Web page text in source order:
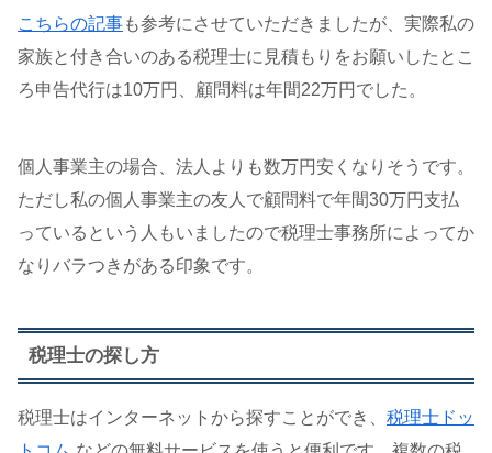
こちらの記事も参考にさせていただきましたが、実際私の
家族と付き合いのある税理士に見積もりをお願いしたとこ
ろ申告代行は10万円、顧問料は年間22万円でした。
個人事業主の場合、法人よりも数万円安くなりそうです。
ただし私の個人事業主の友人で顧問料で年間30万円支払
っているという人もいましたので税理士事務所によってか
なりバラつきがある印象です。
税理士の探し方
税理士はインターネットから探すことができ、 税理士ドッ